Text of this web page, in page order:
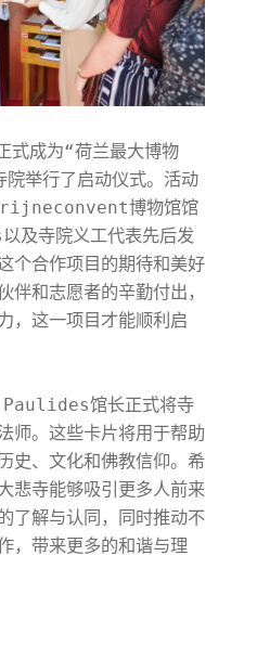
式成为“荷兰最大博物
举行了启动仪式。活动
博物馆馆
寺院义工代表先后发
个合作项目的期待和美好
伴和志愿者的辛勤付出，
，这一项目才能顺利启
馆长正式将寺
师。这些卡片将用于帮助
史、文化和佛教信仰。希
悲寺能够吸引更多人前来
了解与认同，同时推动不
，带来更多的和谐与理